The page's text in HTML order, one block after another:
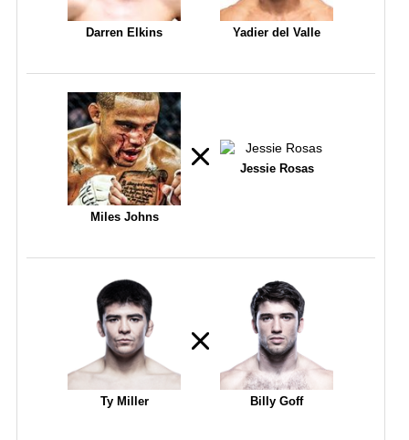
Darren Elkins Yadier del Valle
Miles Johns
Jessie Rosas
Ty Miller Billy Goff